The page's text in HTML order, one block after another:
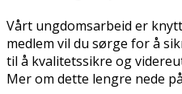
Vårt ungdomsarbeid er
medlem vil du sørge for å
til å kvalitetssikre og
Mer om dette lengre nede